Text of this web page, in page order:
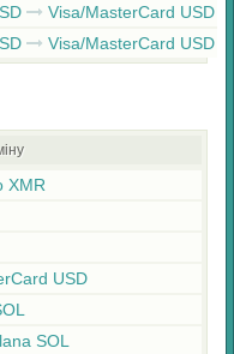
Visa/MasterCard USD
Visa/MasterCard USD
XMR
USD
SOL